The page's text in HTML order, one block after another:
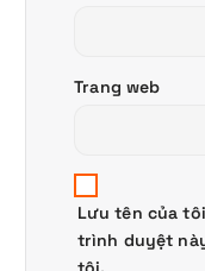
Trang web
Lưu tên của
trình duyệt